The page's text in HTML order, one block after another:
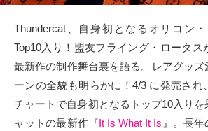
Thundercat、自身初となるオリコン
Top10入り！盟友フライング・ロータス
最新作の制作舞台裏を語る。レアグッ
ーンの全貌も明らかに！4/3 に発売され
チャートで自身初となるトップ10入り
ャットの最新作『It Is What It Is 』。長